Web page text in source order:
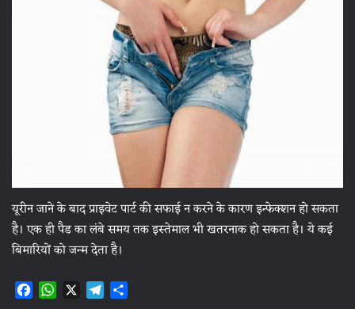
यूरीन जाने के बाद प्राइवेट पार्ट की सफाई न करने के कारण इन्फेक्शन हो सकता
है। एक ही पैड का लंबे समय तक इस्तेमाल भी खतरनाक हो सकता है। ये कई
बिमारियों को जन्म देता है।
F W X T